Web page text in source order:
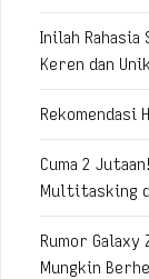
Inilah Rahasia
Keren dan
Rekomendasi
Cuma 2
Multitasking
Rumor
Mungkin